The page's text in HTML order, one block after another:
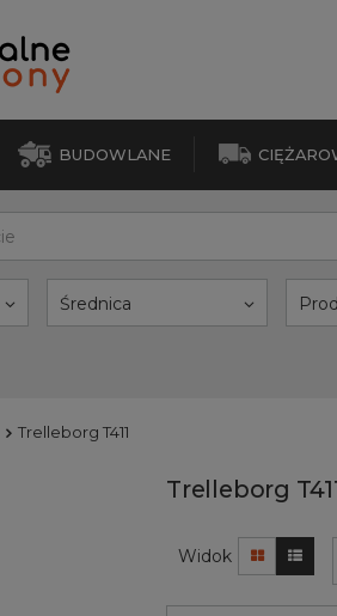
BUDOWLANE
Średnica
Trelleborg T411
Trelleborg
Widok